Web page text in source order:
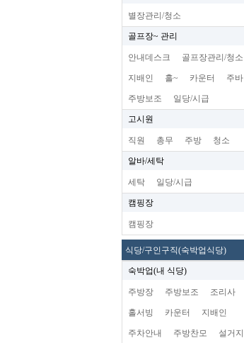
별장관리/청소
골프장~ 관리
안내데스크 골프장관리/청소
지배인 홀~ 카운터 주바
주방보조 일당/시급
고시원
직원 총무 주방 청소
알바/세탁
세탁 일당/시급
캠핑장
캠핑장
식당/구인구직(숙박업식당)
숙박업(내 식당)
주방장 주방보조 조리사
홀서빙 카운터 지배인
주차안내 주방찬모 설거지